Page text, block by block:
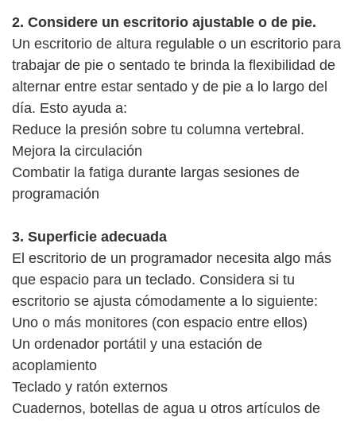
2. Considere un escritorio ajustable o de pie.
Un escritorio de altura regulable o un escritorio para
trabajar de pie o sentado te brinda la flexibilidad de
alternar entre estar sentado y de pie a lo largo del
día. Esto ayuda a:
Reduce la presión sobre tu columna vertebral.
Mejora la circulación
Combatir la fatiga durante largas sesiones de
programación
3. Superficie adecuada
El escritorio de un programador necesita algo más
que espacio para un teclado. Considera si tu
escritorio se ajusta cómodamente a lo siguiente:
Uno o más monitores (con espacio entre ellos)
Un ordenador portátil y una estación de
acoplamiento
Teclado y ratón externos
Cuadernos, botellas de agua u otros artículos de